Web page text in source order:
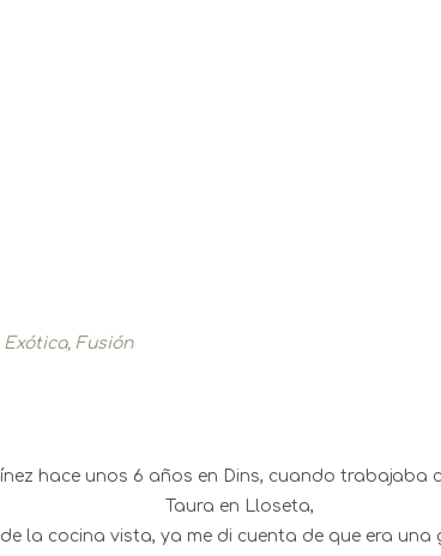
Exótica, Fusión
hace unos 6 años en Dins, cuando trabajaba
Taura en Lloseta,
de la cocina vista, ya me di cuenta de que era una